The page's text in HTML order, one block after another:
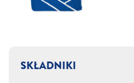
SKŁADNIKI